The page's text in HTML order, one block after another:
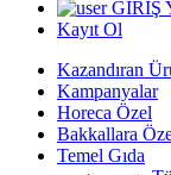
GİRİŞ
Kayıt Ol
Kazandıran
Kampanyalar
Horeca Özel
Bakkallara
Temel Gıda